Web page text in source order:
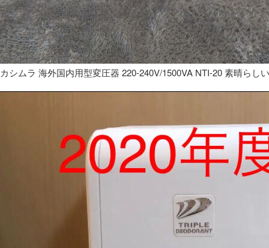
カシムラ 海外国内用型変圧器 220-240V/1500VA NTI-20 素晴らし